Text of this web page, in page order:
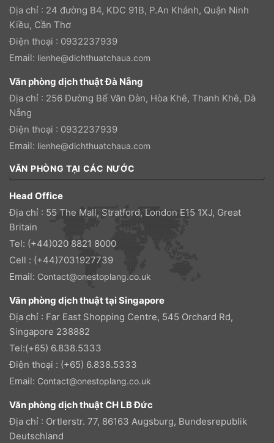
Địa chỉ : 24 đường B4, KDC 91B, P.An Khánh, Quận Ninh
Kiều, Cần Thơ
Điện thoại : 0932237939
Email: lienhe@dichthuatchaua.com
Văn phòng dịch thuật Đà Nẵng
Địa chỉ : 256 Đường Bế Văn Đàn, Hòa Khê, Thanh Khê, Đà
Nẵng
Điện thoại : 0932237939
Email: lienhe@dichthuatchaua.com
VĂN PHÒNG TẠI CÁC NƯỚC
Head Office
Địa chỉ : 55 The Mall, Stratford, London E15 1XJ, Great
Britain
Tel: (+44)020 8821 8000
Cell : (+44)7031927739
Email: Contact@onestoplang.co.uk
Văn phòng dịch thuật tại Singapore
Địa chỉ : Far East Shopping Centre, 545 Orchard Rd,
Singapore 238882
Tel:(+65) 6.838.5333
Điện thoại : (+65) 6.838.5333
Email: Contact@onestoplang.co.uk
Văn phòng dịch thuật CH LB Đức
Địa chỉ : Ortlerstr. 77, 86163 Augsburg, Bundesrepublik
Deutschland